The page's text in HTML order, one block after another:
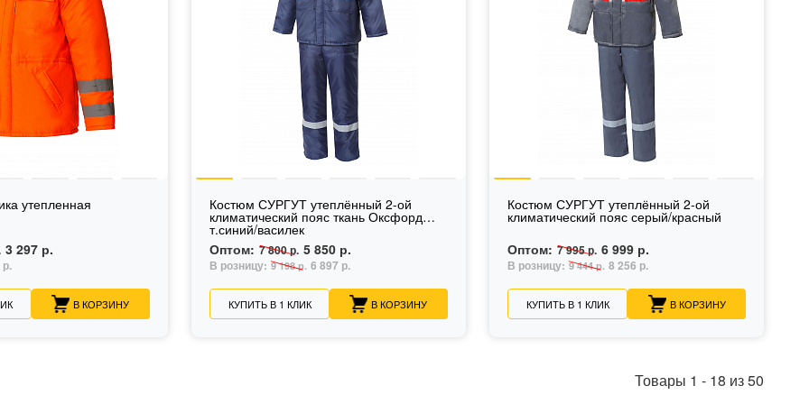
утепленная
3 297 р.
В КОРЗИНУ
Костюм СУРГУТ утеплённый 2-ой
климатический пояс ткань Оксфорд
т.синий/василек
Оптом: 7 800 р. 5 850 р.
В розницу:9 198 р. 6 897 р.
КУПИТЬ В 1 КЛИК В КОРЗИНУ
Костюм СУРГУТ утеплённый 2-ой
климатический пояс серый/красный
Оптом: 7 995 р. 6 999 р.
В розницу:9 444 р. 8 256 р.
КУПИТЬ В 1 КЛИК В КОРЗИНУ
Товары 1 - 18 из50